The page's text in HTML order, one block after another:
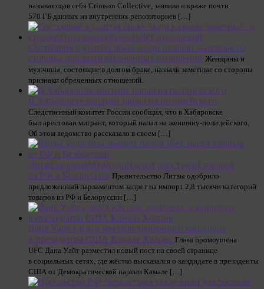
называющая себя Crimson Collective, заявила о краже почти
570 ГБ данных из внутренних репозиториев […]
Состоящие в долгом браке люди назвали заметные со
стороны признаки обреченных отношений Женщины и
мужчины, состоящие в долгом браке, назвали заметные со стороны
признаки обреченных отношений.
В Хабаровске мигрант напал на полицейского
Следственный комитет России сообщил, что в Хабаровске
был арестован мигрант, который напал на женщину-полицейского.
Об этом ведомство рассказало в своем […]
Литва запретила импорт почти трех тысяч товаров
из РФ и Белоруссии Правительство Литвы одобрило
предложенный парламентом запрет на импорт 2,8 тысячи категорий
товаров из РФ и Белоруссии […]
Дана Уайт сделал жёсткое заявление о кандидате
в президенты США Камале Харрис Глава промоушена
UFC Дана Уайт разместил новый пост на своей странице
в социальных сетях, где жёстко высказался о кандидате в президенты
США от Демократической партии Камале […]